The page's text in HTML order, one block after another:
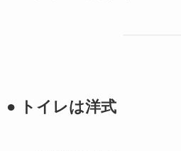
● トイレは洋式